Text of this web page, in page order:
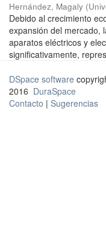
Hernández, Magaly (
Debido al crecimiento
expansión del mercado,
aparatos eléctricos y
significativamente,
DSpace software
2016 DuraSpace
Contacto | Sugerencias